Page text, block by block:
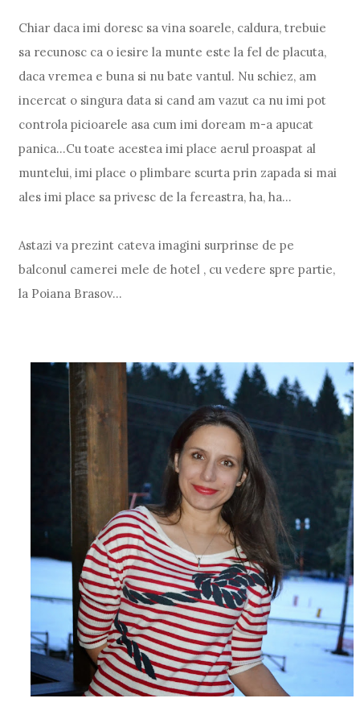
Chiar daca imi doresc sa vina soarele, caldura, trebuie
sa recunosc ca o iesire la munte este la fel de placuta,
daca vremea e buna si nu bate vantul. Nu schiez, am
incercat o singura data si cand am vazut ca nu imi pot
controla picioarele asa cum imi doream m-a apucat
panica...Cu toate acestea imi place aerul proaspat al
muntelui, imi place o plimbare scurta prin zapada si mai
ales imi place sa privesc de la fereastra, ha, ha...
Astazi va prezint cateva imagini surprinse de pe
balconul camerei mele de hotel , cu vedere spre partie,
la Poiana Brasov...